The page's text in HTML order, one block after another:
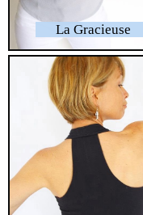
La Gracieuse